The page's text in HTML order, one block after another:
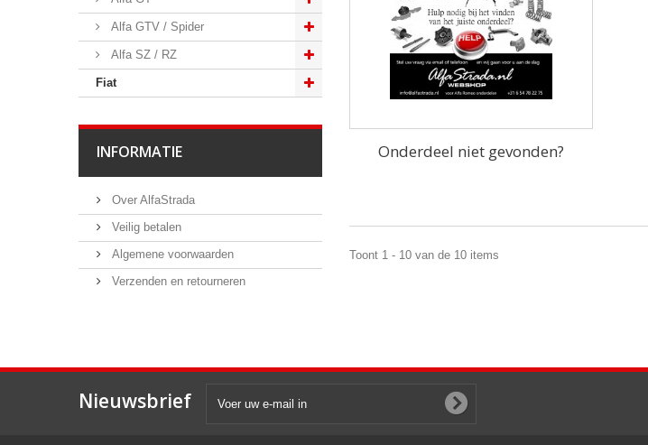
Alfa GTV / Spider
Alfa SZ / RZ
Fiat
INFORMATIE
Over AlfaStrada
Veilig betalen
Algemene voorwaarden
Verzenden en retourneren
Onderdeel niet gevonden?
Toont 1 - 10 van de 10 items
Nieuwsbrief